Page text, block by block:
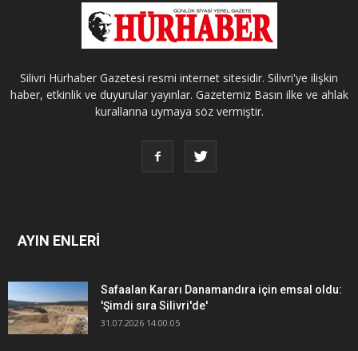
Silivri Hürhaber Gazetesi resmi internet sitesidir. Silivri'ye ilişkin
haber, etkinlik ve duyurular yayınlar. Gazetemiz Basın ilke ve ahlak
kurallarına uymaya söz vermiştir.
AYIN ENLERİ
Safaalan Kararı Danamandıra için emsal oldu:
'Şimdi sıra Silivri'de'
31.07.2026 14:00:05